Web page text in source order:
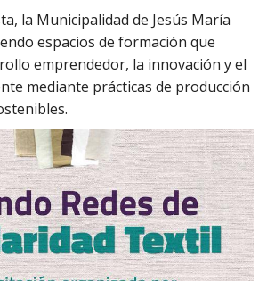
la Municipalidad de Jesús María
espacios de formación que
emprendedor, la innovación y el
mediante prácticas de producción